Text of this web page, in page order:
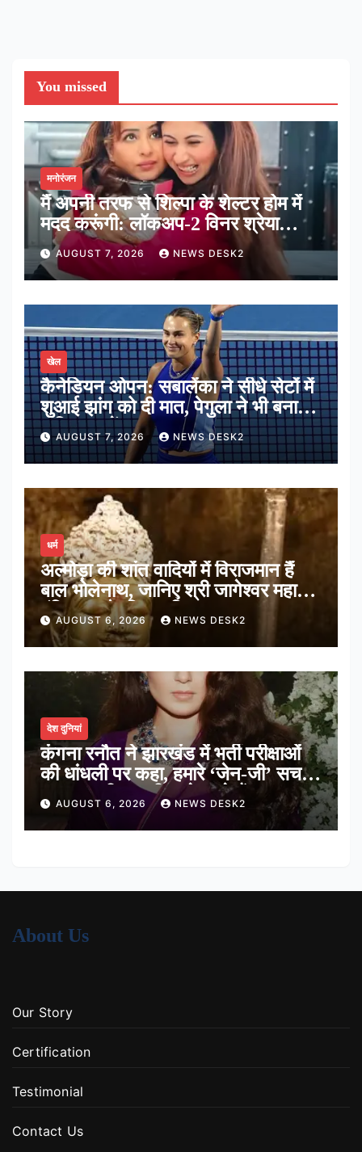
You missed
मनोरंजन
मैं अपनी तरफ से शिल्पा के शेल्टर होम में
मदद करूंगी: लॉकअप-2 विनर श्रेया
कालरा
AUGUST 7, 2026 NEWS DESK2
खेल
कैनेडियन ओपन: सबालेंका ने सीधे सेटों में
शुआई झांग को दी मात, पेगुला ने भी बनाई
अंतिम 16 में जगह
AUGUST 7, 2026 NEWS DESK2
धर्म
अल्मोड़ा की शांत वादियों में विराजमान हैं
बाल भोलेनाथ, जानिए श्री जागेश्वर महादेव
मंदिर का पौराणिक इतिहास
AUGUST 6, 2026 NEWS DESK2
देश दुनियां
कंगना रनौत ने झारखंड में भर्ती परीक्षाओं
की धांधली पर कहा, हमारे ‘जेन-जी’ सच में
हर तरह की तकलीफ झेल रहे हैं
AUGUST 6, 2026 NEWS DESK2
About Us
Our Story
Certification
Testimonial
Contact Us